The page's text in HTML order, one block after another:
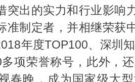
突出的实力和行业影响
准制定者，并相继荣获
年度TOP100、深圳
项荣誉称号，此外，
春晚，成为国家级大